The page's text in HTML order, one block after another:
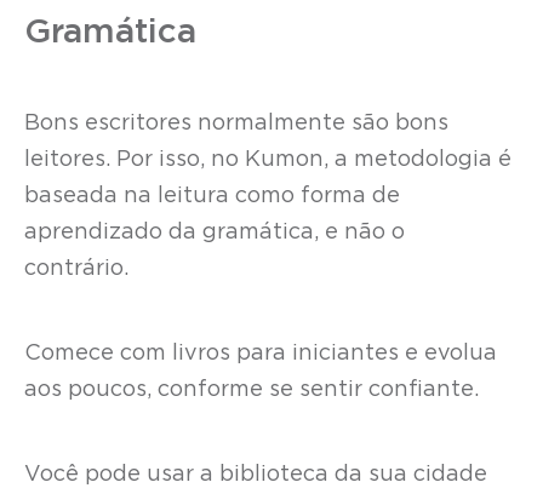
Gramática
Bons escritores normalmente são bons
leitores. Por isso, no Kumon, a metodologia é
baseada na leitura como forma de
aprendizado da gramática, e não o
contrário.
Comece com livros para iniciantes e evolua
aos poucos, conforme se sentir confiante.
Você pode usar a biblioteca da sua cidade